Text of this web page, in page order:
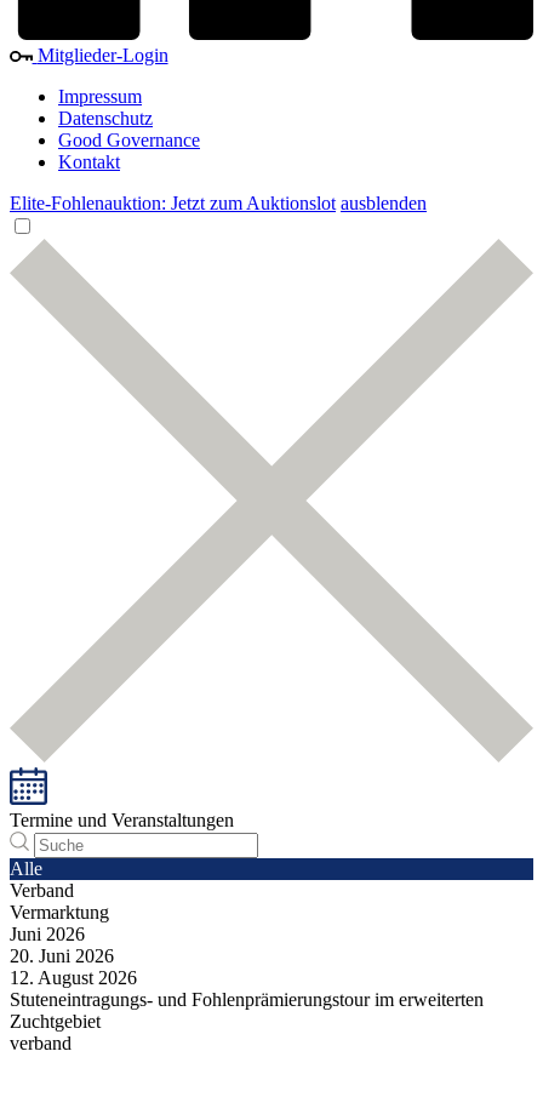
Mitglieder-Login
Impressum
Datenschutz
Good Governance
Kontakt
Elite-Fohlenauktion: Jetzt zum Auktionslot ausblenden
Termine und Veranstaltungen
Alle
Verband
Vermarktung
Juni 2026
20. Juni 2026
12. August 2026
Stuteneintragungs- und Fohlenprämierungstour im erweiterten
Zuchtgebiet
verband